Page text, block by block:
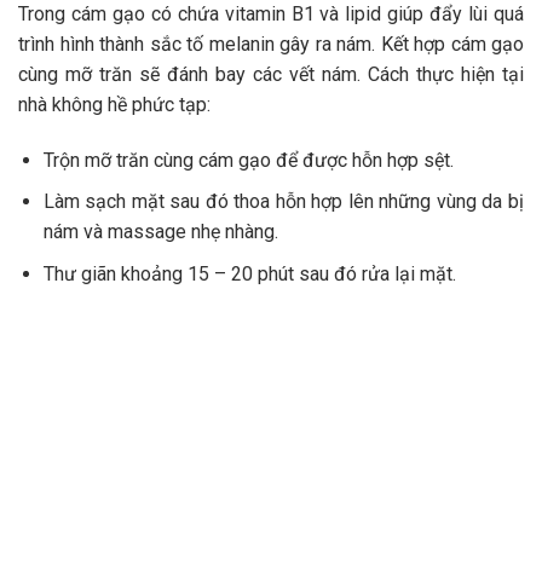
Trong cám gạo có chứa vitamin B1 và lipid giúp đẩy lùi quá
trình hình thành sắc tố melanin gây ra nám. Kết hợp cám gạo
cùng mỡ trăn sẽ đánh bay các vết nám. Cách thực hiện tại
nhà không hề phức tạp:
Trộn mỡ trăn cùng cám gạo để được hỗn hợp sệt.
Làm sạch mặt sau đó thoa hỗn hợp lên những vùng da bị
nám và massage nhẹ nhàng.
Thư giãn khoảng 15 – 20 phút sau đó rửa lại mặt.